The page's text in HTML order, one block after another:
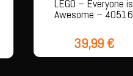
LEGO – Everyone is
Awesome – 40516
39,99 €